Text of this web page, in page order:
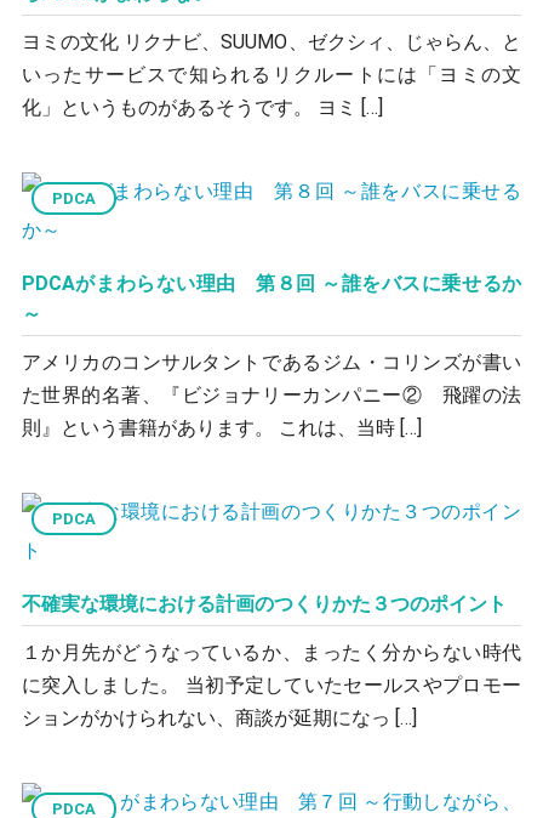
ヨミの文化 リクナビ、SUUMO、ゼクシィ、じゃらん、と
いったサービスで知られるリクルートには「ヨミの文
化」というものがあるそうです。 ヨミ […]
PDCA
PDCAがまわらない理由 第８回 ～誰をバスに乗せるか
～
アメリカのコンサルタントであるジム・コリンズが書い
た世界的名著、『ビジョナリーカンパニー② 飛躍の法
則』という書籍があります。 これは、当時 […]
PDCA
不確実な環境における計画のつくりかた３つのポイント
１か月先がどうなっているか、まったく分からない時代
に突入しました。 当初予定していたセールスやプロモー
ションがかけられない、商談が延期になっ […]
PDCA